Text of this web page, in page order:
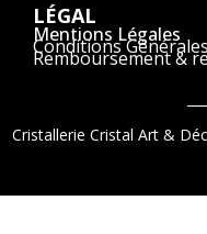
LÉGAL
Mentions Légales
Conditions
Remboursement &
Cristallerie Cristal Art &